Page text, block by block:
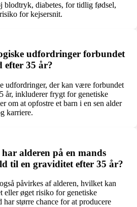
blodtryk, diabetes, for tidlig fødsel,
for kejsersnit.
udfordringer forbundet
efter 35 år?
udfordringer, der kan være forbundet
år, inkluderer frygt for genetiske
om at opfostre et barn i en sen alder
karriere.
alderen på en mands
til en graviditet efter 35 år?
påvirkes af alderen, hvilket kan
eller øget risiko for genetiske
større chance for at producere